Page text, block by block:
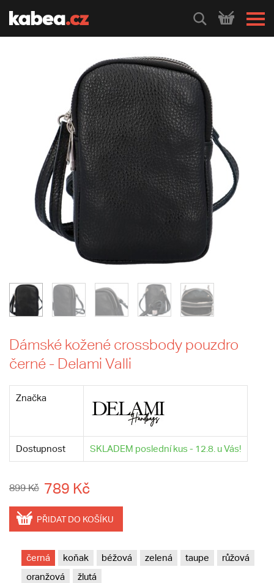
HLEDEJ
Dámské kožené crossbody pouzdro
černé - Delami Valli
Značka
Dostupnost SKLADEM poslední kus - 12.8. u Vás!
899 Kč 789 Kč
PŘIDAT DO KOŠÍKU
černá koňak béžová zelená taupe
růžová
oranžová
žlutá